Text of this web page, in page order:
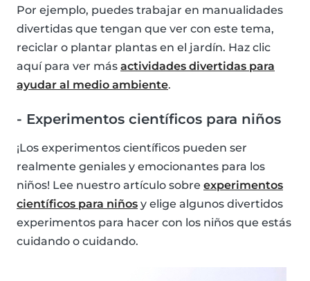
Por ejemplo, puedes trabajar en manualidades
divertidas que tengan que ver con este tema,
reciclar o plantar plantas en el jardín. Haz clic
aquí para ver más actividades divertidas para
ayudar al medio ambiente.
- Experimentos científicos para niños
¡Los experimentos científicos pueden ser
realmente geniales y emocionantes para los
niños! Lee nuestro artículo sobre experimentos
científicos para niños y elige algunos divertidos
experimentos para hacer con los niños que estás
cuidando o cuidando.